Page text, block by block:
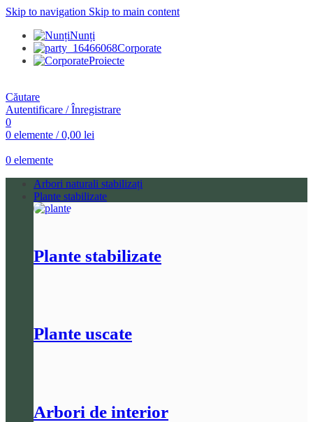
Skip to navigation Skip to main content
Nunți
Corporate
Proiecte
Căutare
Autentificare / Înregistrare
0
0 elemente / 0,00 lei
0 elemente
Arbori naturali stabilizați
Plante stabilizate
Plante stabilizate
Plante uscate
Arbori de interior